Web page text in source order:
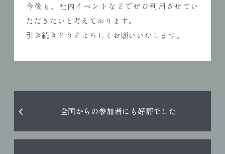
今後も、社内イベントなどでぜひ利用させてい
ただきたいと考えております。
引き続きどうぞよろしくお願いいたします。
全国からの参加者にも好評でした